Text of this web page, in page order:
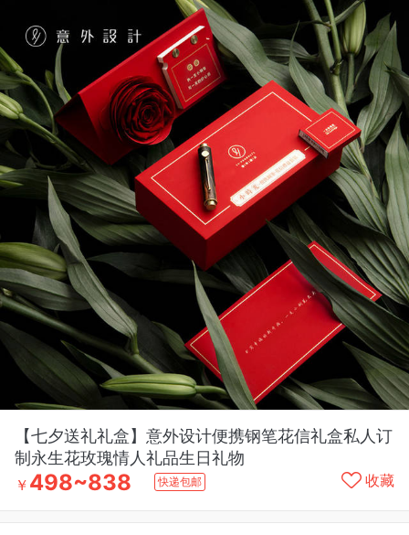
【七夕送礼礼盒】意外设计便携钢笔花信礼盒私人订
制永生花玫瑰情人礼品生日礼物
￥ 498~838 快递包邮 收藏